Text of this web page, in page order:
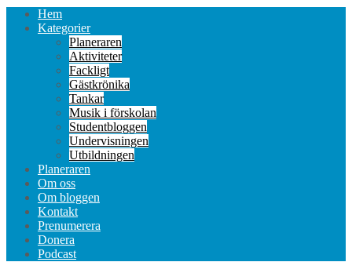
Hem
Kategorier
Planeraren
Aktiviteter
Fackligt
Gästkrönika
Tankar
Musik i förskolan
Studentbloggen
Undervisningen
Utbildningen
Planeraren
Om oss
Om bloggen
Kontakt
Prenumerera
Donera
Podcast